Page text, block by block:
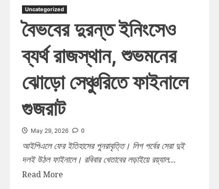
Uncategorized
বৈভবের দুরন্ত ইনিংসেও
ব্যর্থ রাজস্থান, শুভমনের
ঝোড়ো সেঞ্চুরিতে ফাইনালে
গুজরাট
May 29, 2026 0
আইপিএলে ফের ইতিহাসের পুনরাবৃত্তি। লিগ পর্বের সেরা দুই
দলই উঠল ফাইনালে। রবিবার খেতাবের লড়াইয়ে রয়্যাল...
Read More